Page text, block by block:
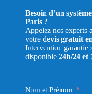
Besoin d’un
Paris ?
Appelez nos experts
votredevis gratuit
Intervention garantie
disponible24h/24 et
Nom et Prénom